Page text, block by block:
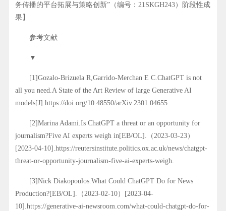
务传播的平台拓展与策略创新”（编号：21SKGH243）阶段性成
果】
参考文献
▼
[1]Gozalo-Brizuela R,Garrido-Merchan E C.ChatGPT is not
all you need.A State of the Art Review of large Generative AI
models[J].https://doi.org/10.48550/arXiv.2301.04655.
[2]Marina Adami.Is ChatGPT a threat or an opportunity for
journalism?Five AI experts weigh in[EB/OL].（2023-03-23）
[2023-04-10].https://reutersinstitute.politics.ox.ac.uk/news/chatgpt-
threat-or-opportunity-journalism-five-ai-experts-weigh.
[3]Nick Diakopoulos.What Could ChatGPT Do for News
Production?[EB/OL].（2023-02-10）[2023-04-
10].https://generative-ai-newsroom.com/what-could-chatgpt-do-for-